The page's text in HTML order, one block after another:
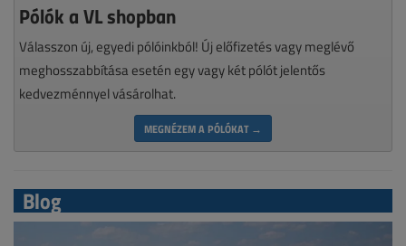
Pólók a VL shopban
Válasszon új, egyedi pólóinkból! Új előfizetés vagy meglévő
meghosszabbítása esetén egy vagy két pólót jelentős
kedvezménnyel vásárolhat.
MEGNÉZEM A PÓLÓKAT →
Blog